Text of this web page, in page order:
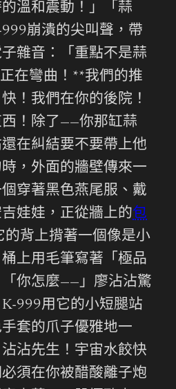
溫和震動！」「蒜
崩潰的尖叫聲，帶
雜音：「重點不是蒜
在彎曲！**我們的推
！我們在你的後院！
！除了——你那缸蒜
在糾結要不要帶上他
，外面的牆壁傳來一
穿著黑色燕尾服、戴
娃娃，正從牆上的包
的背上揹著一個像是小
上用毛筆寫著「極品
你怎麼——」廖沾沾驚
999用它的小短腿站
套的爪子優雅地一
沾先生！宇宙水餃快
須在你被醋酸離子炮